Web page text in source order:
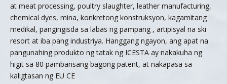
at meat processing, poultry slaughter, leather manufacturing,
chemical dyes, mina, konkretong konstruksyon, kagamitang
medikal, pangingisda sa labas ng pampang , artipisyal na ski
resort at iba pang industriya. Hanggang ngayon, ang apat na
pangunahing produkto ng tatak ng ICESTA ay nakakuha ng
higit sa 80 pambansang bagong patent, at nakapasa sa
kaligtasan ng EU CE